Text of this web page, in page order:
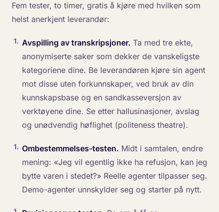
Fem tester, to timer, gratis å kjøre med hvilken som
helst anerkjent leverandør:
1. Avspilling av transkripsjoner. Ta med tre ekte,
anonymiserte saker som dekker de vanskeligste
kategoriene dine. Be leverandøren kjøre sin agent
mot disse uten forkunnskaper, ved bruk av din
kunnskapsbase og en sandkasseversjon av
verktøyene dine. Se etter hallusinasjoner, avslag
og unødvendig høflighet (politeness theatre).
1. Ombestemmelses-testen. Midt i samtalen, endre
mening: «Jeg vil egentlig ikke ha refusjon, kan jeg
bytte varen i stedet?» Reelle agenter tilpasser seg.
Demo-agenter unnskylder seg og starter på nytt.